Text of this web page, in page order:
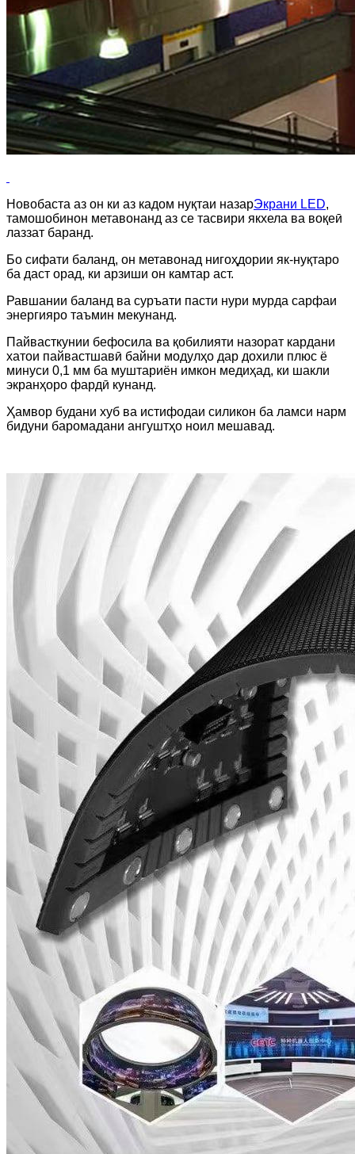
Новобаста аз он ки аз кадом нуқтаи назарЭкрани LED,
тамошобинон метавонанд аз се тасвири якхела ва воқеӣ
лаззат баранд.
Бо сифати баланд, он метавонад нигоҳдории як-нуқтаро
ба даст орад, ки арзиши он камтар аст.
Равшании баланд ва суръати пасти нури мурда сарфаи
энергияро таъмин мекунанд.
Пайвасткунии бефосила ва қобилияти назорат кардани
хатои пайвастшавӣ байни модулҳо дар дохили плюс ё
минуси 0,1 мм ба муштариён имкон медиҳад, ки шакли
экранҳоро фардӣ кунанд.
Ҳамвор будани хуб ва истифодаи силикон ба ламси нарм
бидуни баромадани ангуштҳо ноил мешавад.